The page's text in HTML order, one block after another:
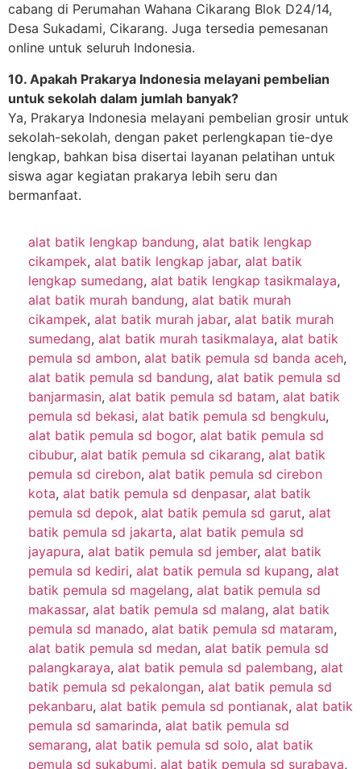
cabang di Perumahan Wahana Cikarang Blok D24/14,
Desa Sukadami, Cikarang. Juga tersedia pemesanan
online untuk seluruh Indonesia.
10. Apakah Prakarya Indonesia melayani pembelian
untuk sekolah dalam jumlah banyak?
Ya, Prakarya Indonesia melayani pembelian grosir untuk
sekolah-sekolah, dengan paket perlengkapan tie-dye
lengkap, bahkan bisa disertai layanan pelatihan untuk
siswa agar kegiatan prakarya lebih seru dan
bermanfaat.
alat batik lengkap bandung, alat batik lengkap
cikampek, alat batik lengkap jabar, alat batik
lengkap sumedang, alat batik lengkap tasikmalaya,
alat batik murah bandung, alat batik murah
cikampek, alat batik murah jabar, alat batik murah
sumedang, alat batik murah tasikmalaya, alat batik
pemula sd ambon, alat batik pemula sd banda aceh,
alat batik pemula sd bandung, alat batik pemula sd
banjarmasin, alat batik pemula sd batam, alat batik
pemula sd bekasi, alat batik pemula sd bengkulu,
alat batik pemula sd bogor, alat batik pemula sd
cibubur, alat batik pemula sd cikarang, alat batik
pemula sd cirebon, alat batik pemula sd cirebon
kota, alat batik pemula sd denpasar, alat batik
pemula sd depok, alat batik pemula sd garut, alat
batik pemula sd jakarta, alat batik pemula sd
jayapura, alat batik pemula sd jember, alat batik
pemula sd kediri, alat batik pemula sd kupang, alat
batik pemula sd magelang, alat batik pemula sd
makassar, alat batik pemula sd malang, alat batik
pemula sd manado, alat batik pemula sd mataram,
alat batik pemula sd medan, alat batik pemula sd
palangkaraya, alat batik pemula sd palembang, alat
batik pemula sd pekalongan, alat batik pemula sd
pekanbaru, alat batik pemula sd pontianak, alat batik
pemula sd samarinda, alat batik pemula sd
semarang, alat batik pemula sd solo, alat batik
pemula sd sukabumi, alat batik pemula sd surabaya,